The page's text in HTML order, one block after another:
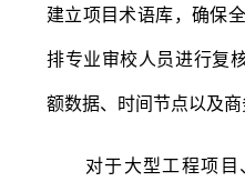
建立项目术语库，确保
排专业审校人员进行复
额数据、时间节点以及商
对于大型工程项目